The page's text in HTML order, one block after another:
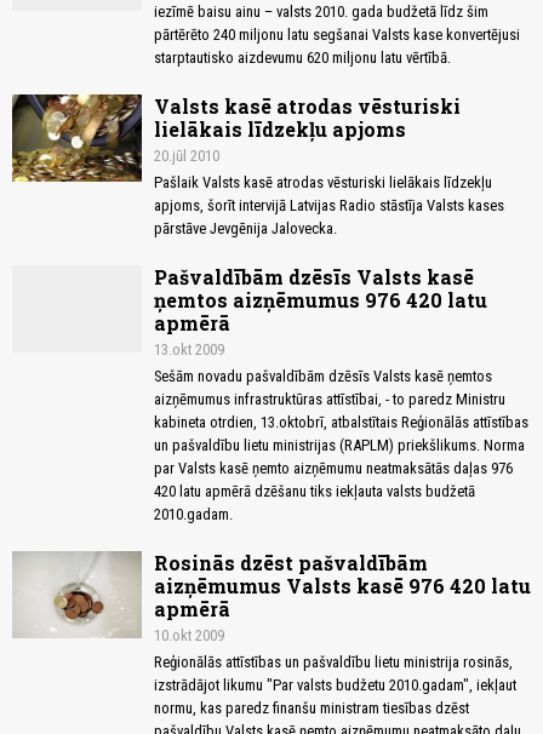
iezīmē baisu ainu – valsts 2010. gada budžetā līdz šim
pārtērēto 240 miljonu latu segšanai Valsts kase konvertējusi
starptautisko aizdevumu 620 miljonu latu vērtībā.
Valsts kasē atrodas vēsturiski
lielākais līdzekļu apjoms
20.jūl 2010
Pašlaik Valsts kasē atrodas vēsturiski lielākais līdzekļu
apjoms, šorīt intervijā Latvijas Radio stāstīja Valsts kases
pārstāve Jevgēnija Jalovecka.
Pašvaldībām dzēsīs Valsts kasē
ņemtos aizņēmumus 976 420 latu
apmērā
13.okt 2009
Sešām novadu pašvaldībām dzēsīs Valsts kasē ņemtos
aizņēmumus infrastruktūras attīstībai, - to paredz Ministru
kabineta otrdien, 13.oktobrī, atbalstītais Reģionālās attīstības
un pašvaldību lietu ministrijas (RAPLM) priekšlikums. Norma
par Valsts kasē ņemto aizņēmumu neatmaksātās daļas 976
420 latu apmērā dzēšanu tiks iekļauta valsts budžetā
2010.gadam.
Rosinās dzēst pašvaldībām
aizņēmumus Valsts kasē 976 420 latu
apmērā
10.okt 2009
Reģionālās attīstības un pašvaldību lietu ministrija rosinās,
izstrādājot likumu "Par valsts budžetu 2010.gadam", iekļaut
normu, kas paredz finanšu ministram tiesības dzēst